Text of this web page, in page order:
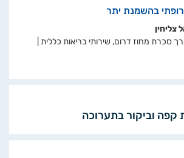
בהשמנת יתר
צליחין
סכרת מחוז דרום, שירותי בריאות כללית |
וביקור בתערוכה